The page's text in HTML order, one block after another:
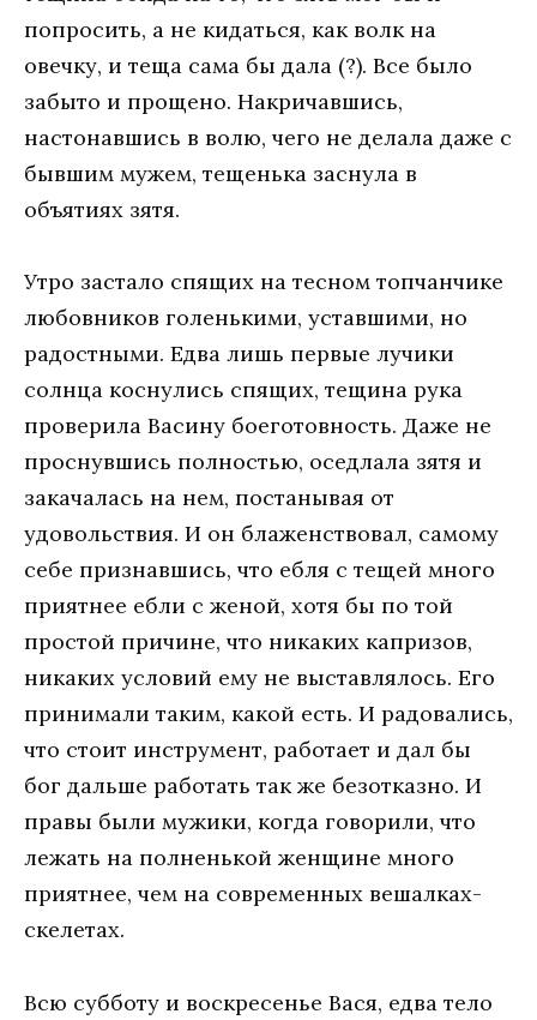
попросить, а не кидаться, как волк на
овечку, и теща сама бы дала (?). Все было
забыто и прощено. Накричавшись,
настонавшись в волю, чего не делала даже с
бывшим мужем, тещенька заснула в
объятиях зятя.
Утро застало спящих на тесном топчанчике
любовников голенькими, уставшими, но
радостными. Едва лишь первые лучики
солнца коснулись спящих, тещина рука
проверила Васину боеготовность. Даже не
проснувшись полностью, оседлала зятя и
закачалась на нем, постанывая от
удовольствия. И он блаженствовал, самому
себе признавшись, что ебля с тещей много
приятнее ебли с женой, хотя бы по той
простой причине, что никаких капризов,
никаких условий ему не выставлялось. Его
принимали таким, какой есть. И радовались,
что стоит инструмент, работает и дал бы
бог дальше работать так же безотказно. И
правы были мужики, когда говорили, что
лежать на полненькой женщине много
приятнее, чем на современных вешалках-
скелетах.
Всю субботу и воскресенье Вася, едва тело